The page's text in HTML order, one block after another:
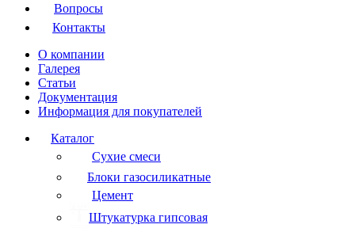
Вопросы
Контакты
О компании
Галерея
Статьи
Документация
Информация для покупателей
Каталог
Сухие смеси
Блоки газосиликатные
Цемент
Штукатурка гипсовая